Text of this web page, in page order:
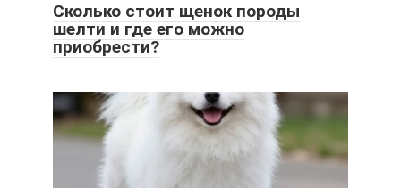
Сколько стоит щенок породы
шелти и где его можно
приобрести?